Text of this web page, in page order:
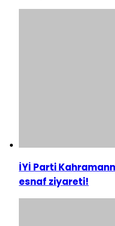
İYİ Parti
esnaf ziyareti!